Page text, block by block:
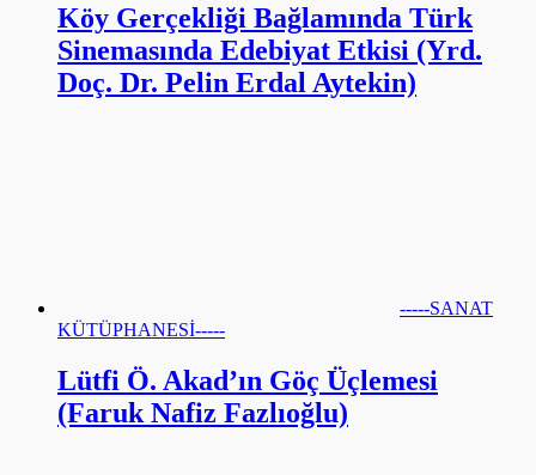
Köy Gerçekliği Bağlamında Türk
Sinemasında Edebiyat Etkisi (Yrd.
Doç. Dr. Pelin Erdal Aytekin)
-----SANAT
KÜTÜPHANESİ-----
Lütfi Ö. Akad’ın Göç Üçlemesi
(Faruk Nafiz Fazlıoğlu)